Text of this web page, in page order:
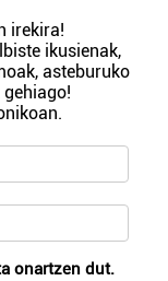
irekira!
ikusienak,
asteburuko
onartzen dut.